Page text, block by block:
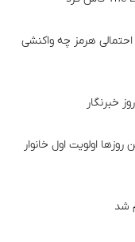
احتمالی هرمز چه واکنشی
خبرنگار
اولویت اول خانوار